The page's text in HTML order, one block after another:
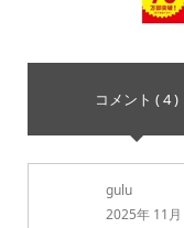
コメント ( 4 )
gulu
2025年 11月